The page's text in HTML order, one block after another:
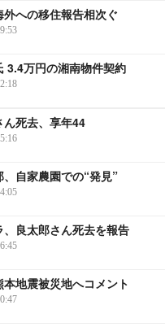
への移住報告相次ぐ
3.4万円の湘南物件契約
ん死去、享年44
、自家農園での“発見”
、良太郎さん死去を報告
地震被災地へコメント